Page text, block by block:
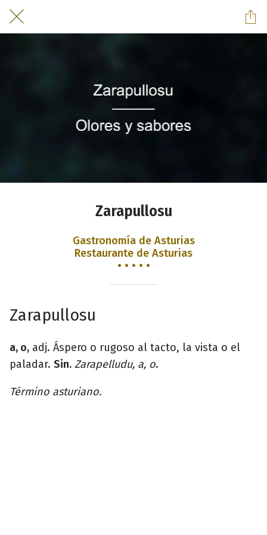
Zarapullosu
Gastronomía de Asturias
Restaurante de Asturias
• • • • •
Zarapullosu
a, o, adj. Áspero o rugoso al tacto, la vista o el
paladar. Sin. Zarapelludu, a, o.
Término asturiano.